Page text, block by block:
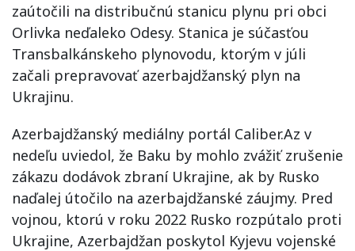
zaútočili na distribučnú stanicu plynu pri obci
Orlivka neďaleko Odesy. Stanica je súčasťou
Transbalkánskeho plynovodu, ktorým v júli
začali prepravovať azerbajdžanský plyn na
Ukrajinu.
Azerbajdžanský mediálny portál Caliber.Az v
nedeľu uviedol, že Baku by mohlo zvážiť zrušenie
zákazu dodávok zbraní Ukrajine, ak by Rusko
naďalej útočilo na azerbajdžanské záujmy. Pred
vojnou, ktorú v roku 2022 Rusko rozpútalo proti
Ukrajine, Azerbajdžan poskytol Kyjevu vojenské